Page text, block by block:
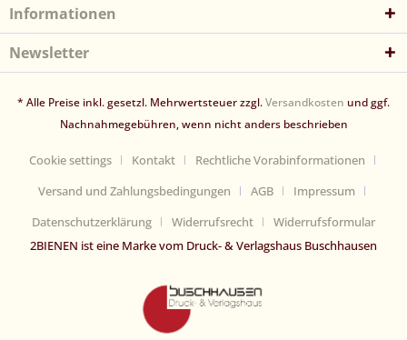
Informationen
Newsletter
* Alle Preise inkl. gesetzl. Mehrwertsteuer zzgl.Versandkosten und ggf.
Nachnahmegebühren, wenn nicht anders beschrieben
Cookie settings Kontakt
Rechtliche Vorabinformationen
Versand und Zahlungsbedingungen
AGB
Impressum
Datenschutzerklärung
Widerrufsrecht
Widerrufsformular
2BIENEN ist eine Marke vom Druck- & Verlagshaus Buschhausen